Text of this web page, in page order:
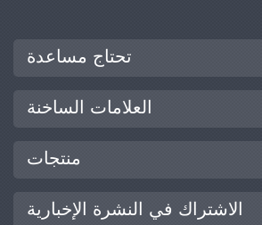
تحتاج مساعدة
العلامات الساخنة
منتجات
الاشتراك في النشرة الإخبارية